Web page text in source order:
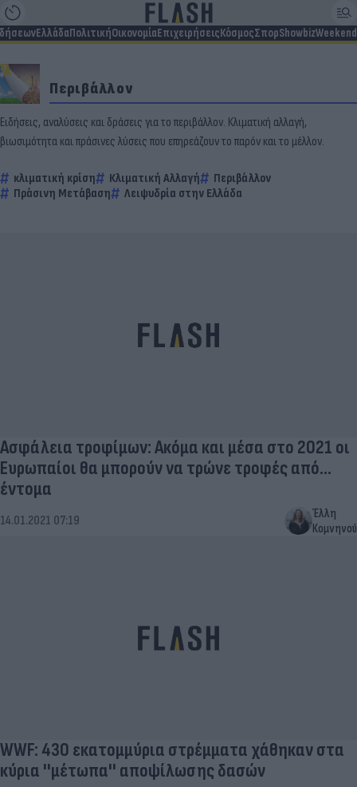
ΕλλάδαΠολιτικήΟικονομίαΕπιχειρήσειςΚόσμοςΣπορShowbizWeekend
Περιβάλλον
Ειδήσεις, αναλύσεις και δράσεις για το περιβάλλον. Κλιματική αλλαγή,
βιωσιμότητα και πράσινες λύσεις που επηρεάζουν το παρόν και το μέλλον.
κλιματική κρίση Κλιματική Αλλαγή
Περιβάλλον
Πράσινη Μετάβαση
Λειψυδρία στην Ελλάδα
Ασφάλεια τροφίμων: Ακόμα και μέσα στο 2021 οι
Ευρωπαίοι θα μπορούν να τρώνε τροφές από…
έντομα
14.01.2021 07:19
Έλλη
Κομνηνού
WWF: 430 εκατομμύρια στρέμματα χάθηκαν στα
κύρια ''μέτωπα'' αποψίλωσης δασών